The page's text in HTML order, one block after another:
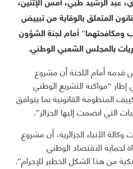
عبد الرشيد طبي، أمس الإثنين،
المتعلق بالوقاية من تبييض
ومكافحتهما” أمام لجنة الشؤون
بالمجلس الشعبي الوطني.
أمام اللجنة أن مشروع
إطار “مواكبة التشريع الوطني
المنظومة القانونية بما يتوافق
التي انضمت إليها الجزائر”.
الأنباء الجزائرية، أن مشروع
لحماية الاقتصاد الوطني
من هذا الشكل الخطير للإجرام”.